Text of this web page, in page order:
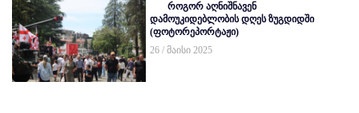
როგორ აღნიშნავენ
დამოუკიდებლობის დღეს ზუგდიდში
(ფოტორეპორტაჟი)
26 / მაისი 2025